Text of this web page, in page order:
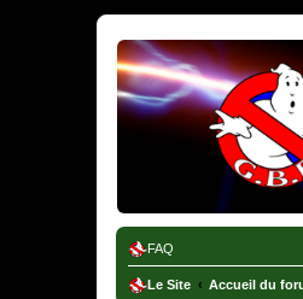
Ghostbusters
FAQ
Le Site Accueil du